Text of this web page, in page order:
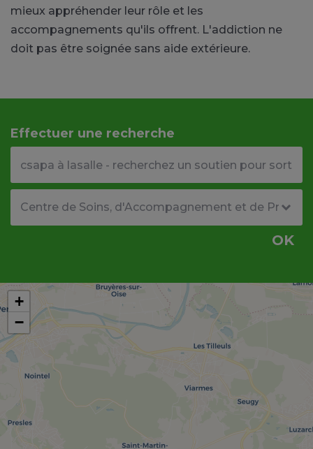
mieux appréhender leur rôle et les
accompagnements qu'ils offrent. L'addiction ne
doit pas être soignée sans aide extérieure.
Effectuer une recherche
OK
+
−